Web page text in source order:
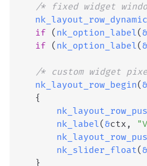
/* fixed widget
nk_layout_row_dynamic
if ( nk_option_label(&
if ( nk_option_label(&
/* custom widget
nk_layout_row_begin(&
{
nk_label(&ctx ,
nk_slider_float(&
}